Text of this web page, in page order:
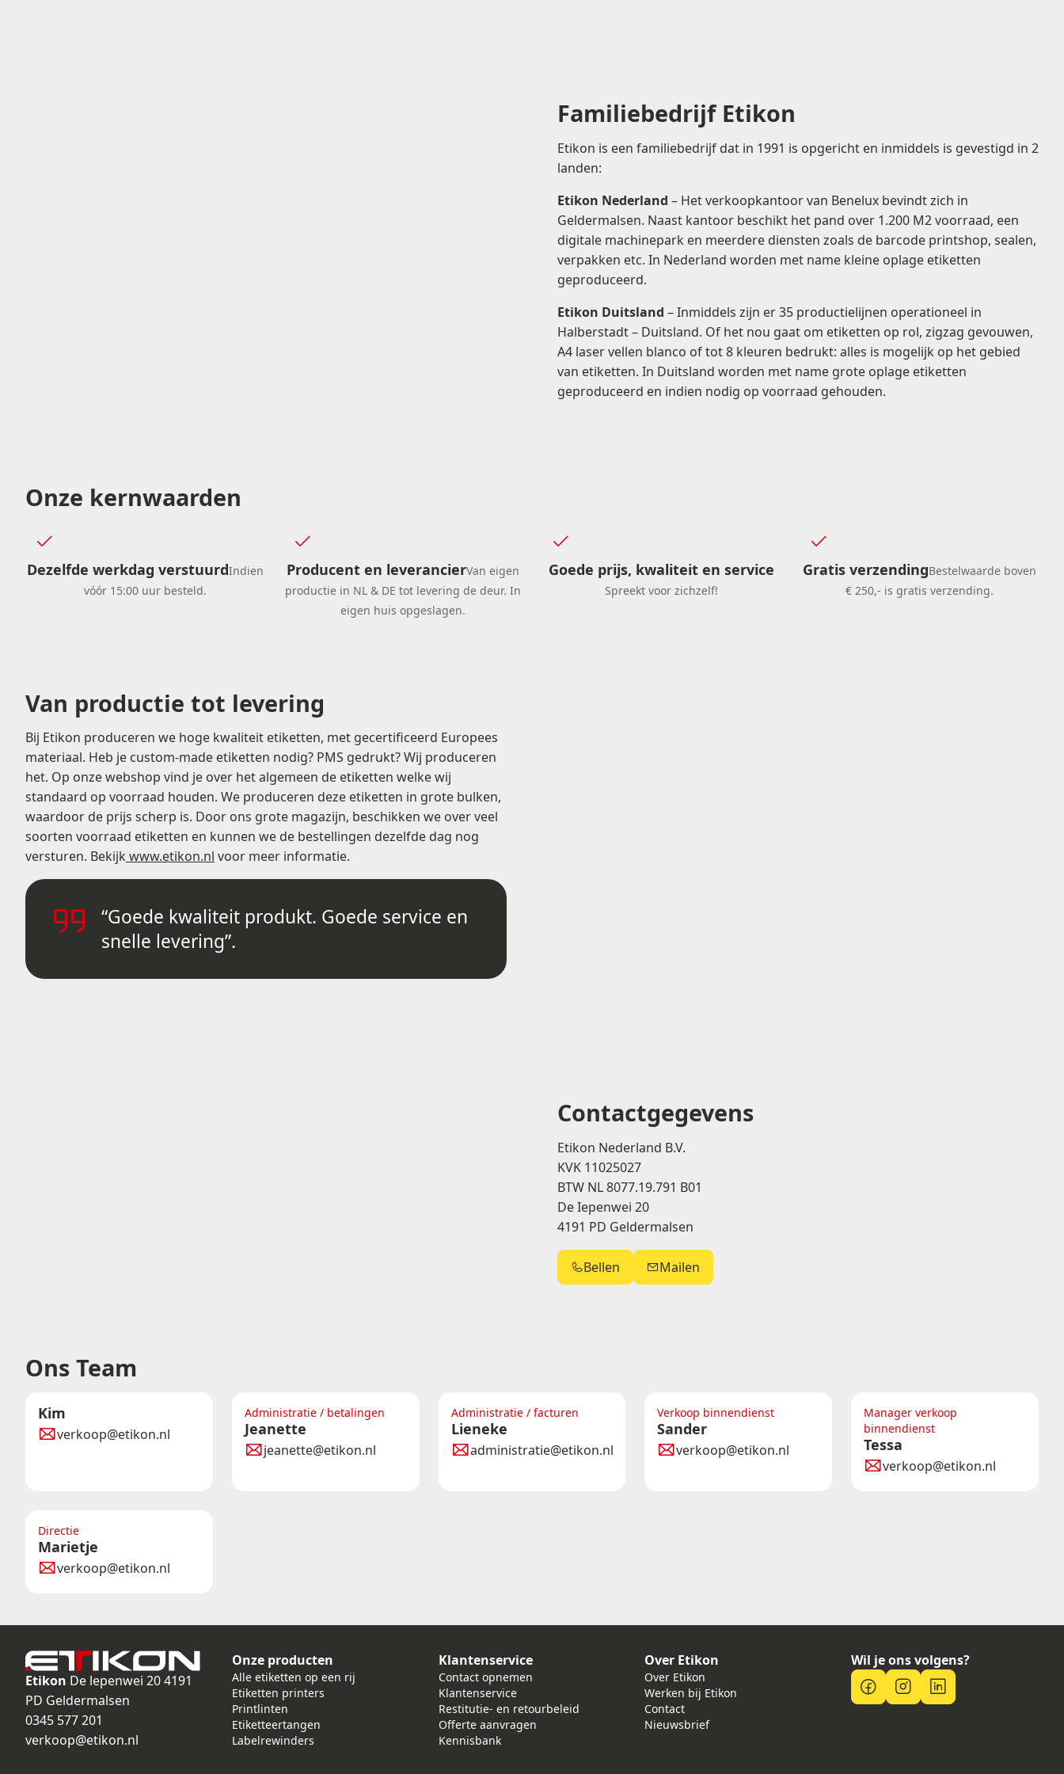
Familiebedrijf Etikon
Etikon is een familiebedrijf dat in 1991 is opgericht en inmiddels is gevestigd in 2
landen:
Etikon Nederland – Het verkoopkantoor van Benelux bevindt zich in
Geldermalsen. Naast kantoor beschikt het pand over 1.200 M2 voorraad, een
digitale machinepark en meerdere diensten zoals de barcode printshop, sealen,
verpakken etc. In Nederland worden met name kleine oplage etiketten
geproduceerd.
Etikon Duitsland – Inmiddels zijn er 35 productielijnen operationeel in
Halberstadt – Duitsland. Of het nou gaat om etiketten op rol, zigzag gevouwen,
A4 laser vellen blanco of tot 8 kleuren bedrukt: alles is mogelijk op het gebied
van etiketten. In Duitsland worden met name grote oplage etiketten
geproduceerd en indien nodig op voorraad gehouden.
Onze kernwaarden
Dezelfde werkdag verstuurdIndien
vóór 15:00 uur besteld.
Producent en leverancierVan eigen
productie in NL & DE tot levering de deur. In
eigen huis opgeslagen.
Goede prijs, kwaliteit en service
Spreekt voor zichzelf!
Gratis verzendingBestelwaarde boven
€ 250,- is gratis verzending.
Van productie tot levering
Bij Etikon produceren we hoge kwaliteit etiketten, met gecertificeerd Europees
materiaal. Heb je custom-made etiketten nodig? PMS gedrukt? Wij produceren
het. Op onze webshop vind je over het algemeen de etiketten welke wij
standaard op voorraad houden. We produceren deze etiketten in grote bulken,
waardoor de prijs scherp is. Door ons grote magazijn, beschikken we over veel
soorten voorraad etiketten en kunnen we de bestellingen dezelfde dag nog
versturen. Bekijk www.etikon.nl voor meer informatie.
“Goede kwaliteit produkt. Goede service en
snelle levering”.
Contactgegevens
Etikon Nederland B.V.
KVK 11025027
BTW NL 8077.19.791 B01
De Iepenwei 20
4191 PD Geldermalsen
Bellen Mailen
Ons Team
Kim
verkoop@etikon.nl
Administratie / betalingen
Jeanette
jeanette@etikon.nl
Administratie / facturen
Lieneke
administratie@etikon.nl
Verkoop binnendienst
Sander
verkoop@etikon.nl
Manager verkoop
binnendienst
Tessa
verkoop@etikon.nl
Directie
Marietje
verkoop@etikon.nl
Etikon De lepenwei 204191
PD Geldermalsen
0345 577 201
verkoop@etikon.nl
Onze producten
Alle etiketten op een rij
Etiketten printers
Printlinten
Etiketteertangen
Labelrewinders
Klantenservice
Contact opnemen
Klantenservice
Restitutie- en retourbeleid
Offerte aanvragen
Kennisbank
Over Etikon
Over Etikon
Werken bij Etikon
Contact
Nieuwsbrief
Wil je ons volgens?